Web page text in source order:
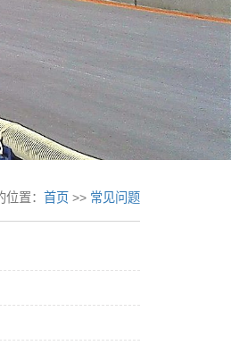
位置： 首页 >> 常见问题